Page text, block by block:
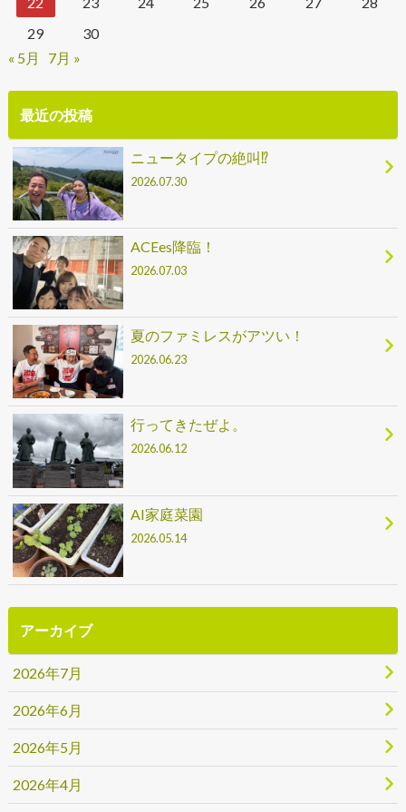
29
30
« 5月
7月 »
最近の投稿
ニュータイプの絶叫⁉
2026.07.30
ACEes降臨！
2026.07.03
夏のファミレスがアツい！
2026.06.23
行ってきたぜよ。
2026.06.12
AI家庭菜園
2026.05.14
アーカイブ
2026年7月
2026年6月
2026年5月
2026年4月